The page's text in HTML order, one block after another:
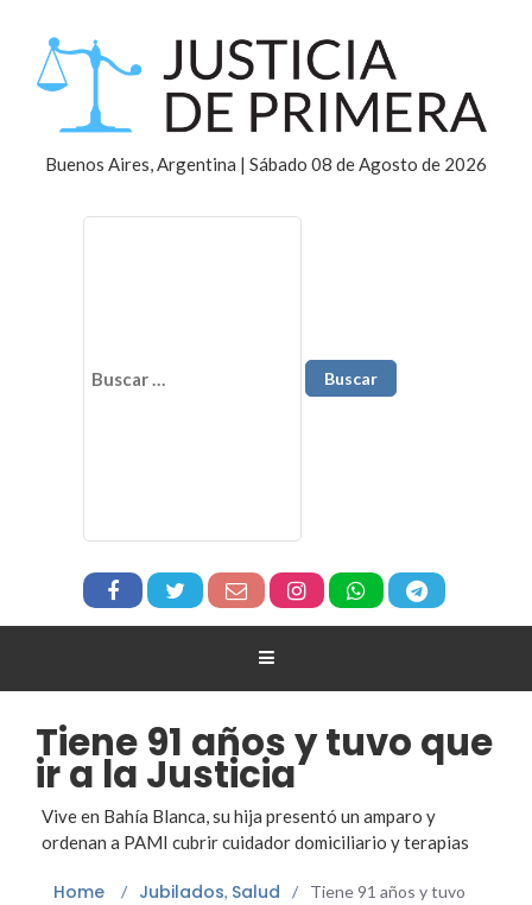
Buenos Aires, Argentina | Sábado 08 de Agosto de 2026
Tiene 91 años y tuvo que
ir a la Justicia
Vive en Bahía Blanca, su hija presentó un amparo y
ordenan a PAMI cubrir cuidador domiciliario y terapias
Home / Jubilados, Salud /
Tiene 91 años y tuvo